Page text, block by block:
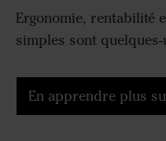
Ergonomie, rentabilité
simples sont quelques-
En apprendre plus